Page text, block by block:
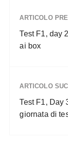
ARTICOLO
Test F1, day
ai box
ARTICOLO
Test F1, Day
giornata di